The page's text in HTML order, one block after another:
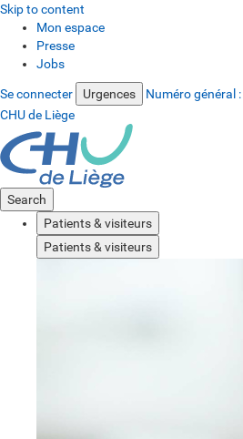
Skip to content
Mon espace
Presse
Jobs
Se connecter Urgences Numéro général :
CHU de Liège
Search
Patients & visiteurs
Patients & visiteurs